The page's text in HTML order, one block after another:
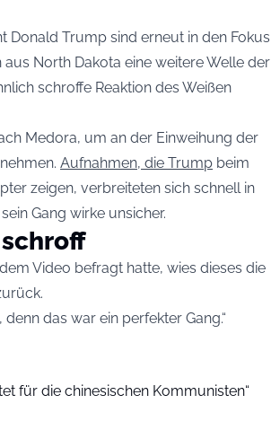
Donald Trump sind erneut in den Fokus
North Dakota eine weitere Welle der
schroffe Reaktion des Weißen
Medora, um an der Einweihung der
Aufnahmen, die Trump beim
zeigen, verbreiteten sich schnell in
Gang wirke unsicher.
Video befragt hatte, wies dieses die
das war ein perfekter Gang.“
für die chinesischen Kommunisten“